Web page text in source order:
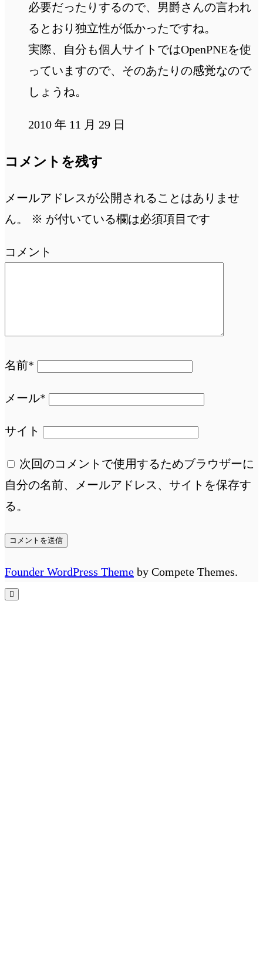
必要だったりするので、男爵さんの言われ
るとおり独立性が低かったですね。
実際、自分も個人サイトではOpenPNEを使
っていますので、そのあたりの感覚なので
しょうね。
2010 年 11 月 29 日
コメントを残す
メールアドレスが公開されることはありませ
ん。
※ が付いている欄は必須項目です
コメント
名前*
メール*
サイト
次回のコメントで使用するためブラウザーに
自分の名前、メールアドレス、サイトを保存す
る。
Founder WordPress Theme by Compete Themes.
先